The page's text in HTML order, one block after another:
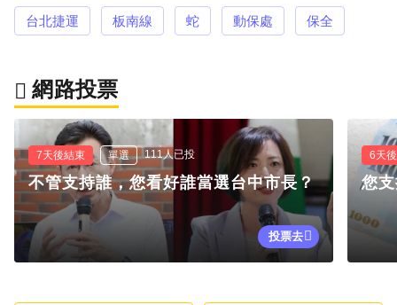
台北捷運 板南線 蛇 動保處 保全
網路投票
7天後結束 單選 111人已投
不管支持誰，您看好誰當選台中市長？
投票去
6天
您